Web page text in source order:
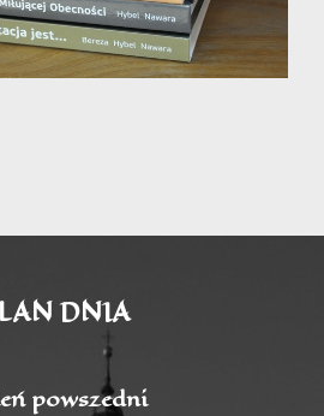
DNIA
powszedni